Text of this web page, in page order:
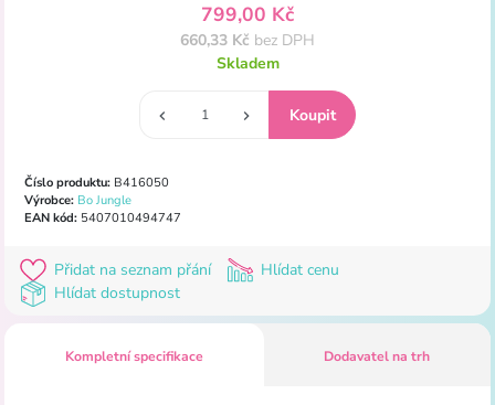
799,00 Kč
660,33 Kč bez DPH
Skladem
Číslo produktu:B416050
Výrobce: Bo Jungle
EAN kód:5407010494747
Přidat na seznam přání
Hlídat cenu
Hlídat dostupnost
Kompletní specifikace Dodavatel na trh